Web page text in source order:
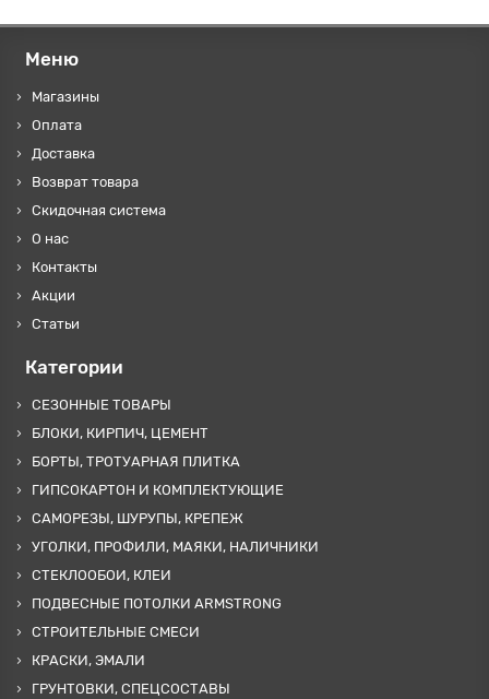
Меню
Магазины
Оплата
Доставка
Возврат товара
Скидочная система
О нас
Контакты
Акции
Статьи
Категории
СЕЗОННЫЕ ТОВАРЫ
БЛОКИ, КИРПИЧ, ЦЕМЕНТ
БОРТЫ, ТРОТУАРНАЯ ПЛИТКА
ГИПСОКАРТОН И КОМПЛЕКТУЮЩИЕ
САМОРЕЗЫ, ШУРУПЫ, КРЕПЕЖ
УГОЛКИ, ПРОФИЛИ, МАЯКИ, НАЛИЧНИКИ
СТЕКЛООБОИ, КЛЕИ
ПОДВЕСНЫЕ ПОТОЛКИ ARMSTRONG
СТРОИТЕЛЬНЫЕ СМЕСИ
КРАСКИ, ЭМАЛИ
ГРУНТОВКИ, СПЕЦСОСТАВЫ